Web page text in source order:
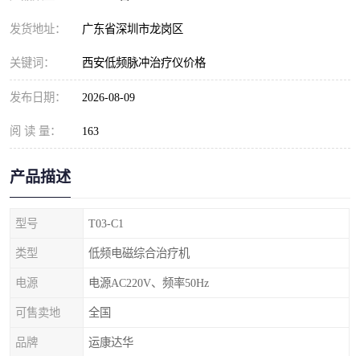
发货地址： 广东省深圳市龙岗区
关键词： 西安低频脉冲治疗仪价格
发布日期： 2026-08-09
阅 读 量： 163
产品描述
型号 T03-C1
类型 低频电磁综合治疗机
电源 电源AC220V、频率50Hz
可售卖地 全国
品牌 运康达华